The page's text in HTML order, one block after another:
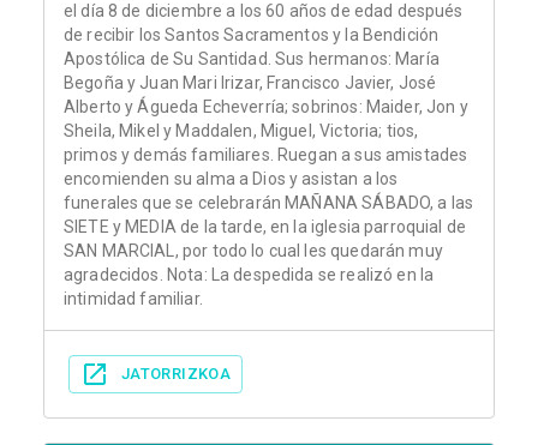
el día 8 de diciembre a los 60 años de edad después
de recibir los Santos Sacramentos y la Bendición
Apostólica de Su Santidad. Sus hermanos: María
Begoña y Juan Mari Irizar, Francisco Javier, José
Alberto y Águeda Echeverría; sobrinos: Maider, Jon y
Sheila, Mikel y Maddalen, Miguel, Victoria; tios,
primos y demás familiares. Ruegan a sus amistades
encomienden su alma a Dios y asistan a los
funerales que se celebrarán MAÑANA SÁBADO, a las
SIETE y MEDIA de la tarde, en la iglesia parroquial de
SAN MARCIAL, por todo lo cual les quedarán muy
agradecidos. Nota: La despedida se realizó en la
intimidad familiar.
JATORRIZKOA